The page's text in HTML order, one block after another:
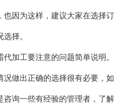
也因为这样，建议大家在选择订
择。
加工要注意的问题简单说明。
况做出正确的选择很有必要，如
咨询一些有经验的管理者，了解